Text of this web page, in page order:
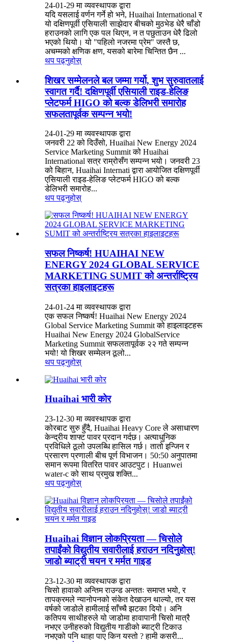
24-01-29 मा व्यवस्थापक द्वारा
यदि यसलाई वर्णन गर्ने हो भने, Huaihai International र
यो दक्षिणपूर्वी एसियाली साझेदार बीचको मुठभेड धेरै चाँडो
हराउनको लागि एक पल थिएन, न त पछुताउन धेरै ढिलो
भएको थियो। यो "पहिलो नजरमा प्रेम" जस्तै छ,
अचम्मको क्षणिक क्षण, यसको बारेमा चिन्तित छैन ...
थप पढ्नुहोस्
शिखर सम्मेलनले बल जम्मा गर्यो, शुभ सुरुवातलाई
स्वागत गर्दै! दक्षिणपूर्वी एसियाली राइड-हेलिङ
प्लेटफर्म HIGO को बल्क डेलिभरी समारोह
सफलतापूर्वक सम्पन्न भयो!
24-01-29 मा व्यवस्थापक द्वारा
जनवरी 22 को दिउँसो, Huaihai New Energy 2024
Service Marketing Summit को Huaihai
International सत्र राम्रोसँग सम्पन्न भयो। जनवरी 23
को बिहान, Huaihai Internati द्वारा आयोजित दक्षिणपूर्वी
एसियाली राइड-हेलिङ प्लेटफर्म HIGO को बल्क
डेलिभरी समारोह...
थप पढ्नुहोस्
सफल निष्कर्ष! HUAIHAI NEW
ENERGY 2024 GLOBAL SERVICE
MARKETING SUMIT को अन्तर्राष्ट्रिय
सत्रका हाइलाइटहरू
24-01-24 मा व्यवस्थापक द्वारा
एक सफल निष्कर्ष! Huaihai New Energy 2024
Global Service Marketing Summit को हाइलाइटहरू
Huaihai New Energy 2024 GlobalService
Marketing Summit सफलतापूर्वक २२ गते सम्पन्न
भयो! यो शिखर सम्मेलन ठूलो...
थप पढ्नुहोस्
Huaihai भारी कोर
23-12-30 मा व्यवस्थापक द्वारा
कोरबाट सुरु हुँदै, Huaihai Heavy Core ले असाधारण
केन्द्रीय शाफ्ट पावर प्रदान गर्दछ। अत्याधुनिक
प्रविधिले ठूलो उपलब्धि हासिल गर्छ। तातो इन्जिन र
प्रसारण प्रणाली बीच पूर्ण विभाजन। 50:50 अनुपातमा
समान रूपमा वितरित पावर आउटपुट। Huanwei
water-c को साथ प्रमुख शक्ति...
थप पढ्नुहोस्
Huaihai विज्ञान लोकप्रियता — चिसोले
तपाईंको विद्युतीय सवारीलाई हराउन नदिनुहोस्!
जाडो ब्याट्री चयन र मर्मत गाइड
23-12-30 मा व्यवस्थापक द्वारा
चिसो हावाको अन्तिम राउन्ड अन्ततः समाप्त भयो, र
तापक्रमले न्यानोपनको संकेत देखाउन थाल्यो, तर यस
वर्षको जाडोले हामीलाई साँच्चै झटका दियो। अनि
कतिपय साथीहरुले यो जाडोमा हावापानी चिसो मात्रै
नभएर उनीहरुको विद्युतीय गाडीको ब्याट्री टिकाउ
नभएको पनि थाहा पाए किन यस्तो ? हामी कसरी...